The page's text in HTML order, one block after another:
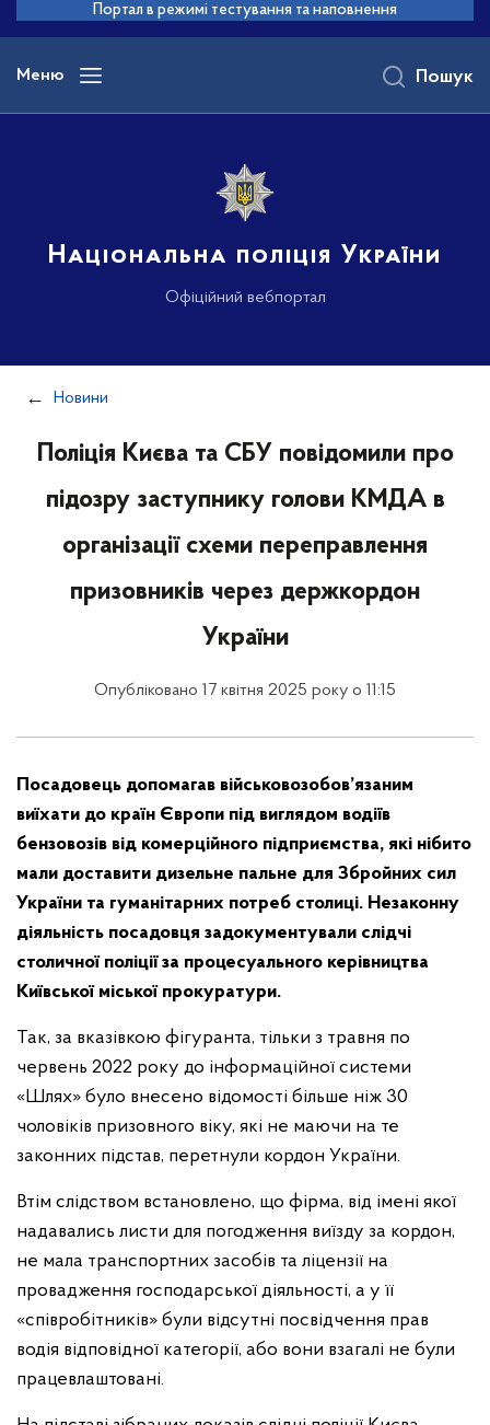
основного
вмісту
Портал в режимі тестування та наповнення
Меню
Національна поліція України
Офіційний вебпортал
Пошук
Новини
Поліція Києва та СБУ повідомили про
підозру заступнику голови КМДА в
організації схеми переправлення
призовників через держкордон
України
Опубліковано 17 квітня 2025 року о 11:15
Посадовець допомагав військовозобов’язаним
виїхати до країн Європи під виглядом водіїв
бензовозів від комерційного підприємства, які нібито
мали доставити дизельне пальне для Збройних сил
України та гуманітарних потреб столиці. Незаконну
діяльність посадовця задокументували слідчі
столичної поліції за процесуального керівництва
Київської міської прокуратури.
Так, за вказівкою фігуранта, тільки з травня по
червень 2022 року до інформаційної системи
«Шлях» було внесено відомості більше ніж 30
чоловіків призовного віку, які не маючи на те
законних підстав, перетнули кордон України.
Втім слідством встановлено, що фірма, від імені якої
надавались листи для погодження виїзду за кордон,
не мала транспортних засобів та ліцензії на
провадження господарської діяльності, а у її
«співробітників» були відсутні посвідчення прав
водія відповідної категорії, або вони взагалі не були
працевлаштовані.